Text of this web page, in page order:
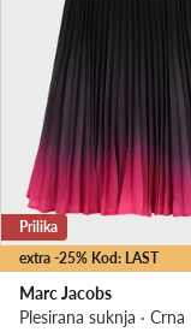
extra -25% Kod: LAST
Prilika
Marc Jacobs
Plesirana suknja · Crna